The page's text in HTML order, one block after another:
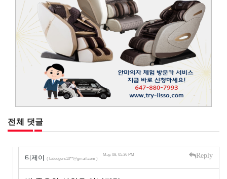
전체 댓글
티제이 ( ladodgers10**@gmail.com )
May, 08, 05:36 PM Reply